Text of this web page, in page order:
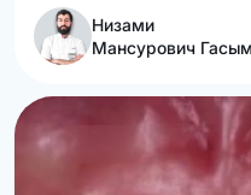
Низами
Мансурович